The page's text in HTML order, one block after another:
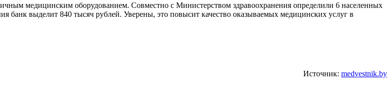
медицинским оборудованием. Совместно с Министерством здравоохранения определили 6 населенных
банк выделит 840 тысяч рублей. Уверены, это повысит качество оказываемых медицинских услуг в
Источник: medvestnik.by